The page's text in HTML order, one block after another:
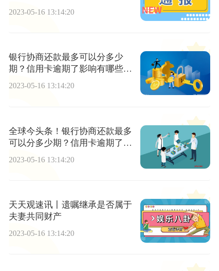
2023-05-16 13:14:20
银行协商还款最多可以分多少
期？信用卡逾期了影响有哪些？
环球时讯
2023-05-16 13:14:20
全球今头条！银行协商还款最多
可以分多少期？信用卡逾期了影
2023-05-16 13:14:20
天天观速讯丨遗嘱继承是否属于
夫妻共同财产
2023-05-16 13:14:20